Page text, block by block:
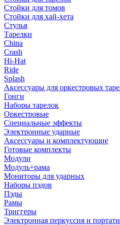
Стойки для томов
Стойки для хай-хета
Стулья
Тарелки
China
Crash
Hi-Hat
Ride
Splash
Аксессуары для оркестровых
Гонги
Наборы тарелок
Оркестровые
Специальные эффекты
Электронные ударные
Аксессуары и комплектующие
Готовые комплекты
Модули
Модуль+рама
Мониторы для ударных
Наборы пэдов
Пэды
Рамы
Триггеры
Электронная перкуссия и